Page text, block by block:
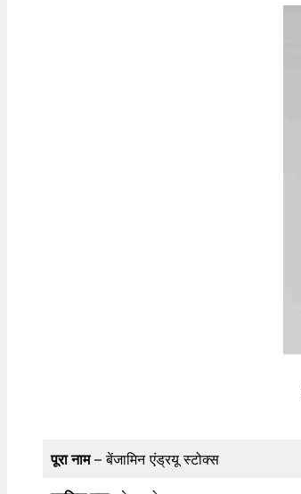
पूरा नाम– बेंजामिन एंड्रयू स्टोक्स